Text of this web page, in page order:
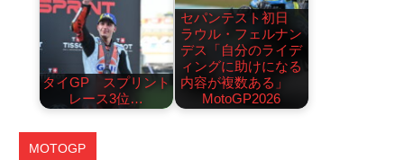
タイGP スプリント
レース3位…
セパンテスト初日
ラウル・フェルナン
デス「自分のライデ
ィングに助けになる
内容が複数ある」
MotoGP2026
MOTOGP